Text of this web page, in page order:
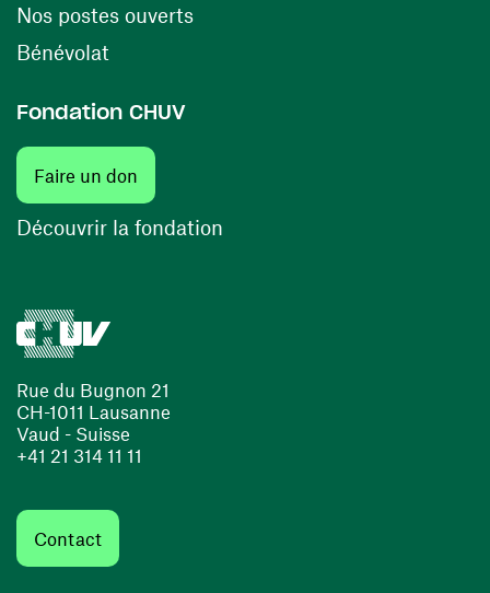
Rue du Bugnon 21
CH-1011 Lausanne
Vaud - Suisse
+41 21 314 11 11
Contact
Nos postes ouverts(ouvre une nouvelle fenêtre)
Bénévolat
Fondation CHUV
Faire un don
Découvrir la fondation